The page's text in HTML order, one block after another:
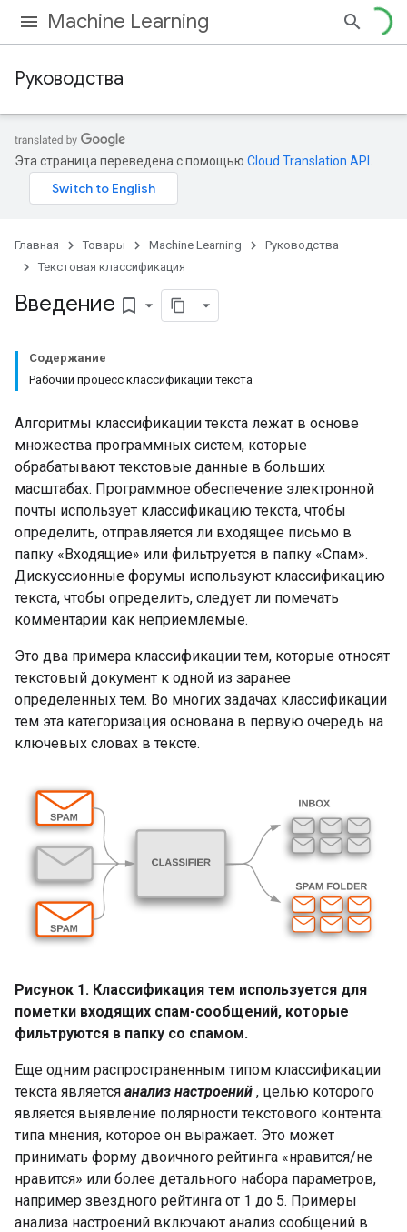
Machine Learning
Руководства
Эта страница переведена с помощью Cloud Translation API
Главная Товары Machine Learning
Руководства
Текстовая классификация
Введение bookmark_border
Содержание
Рабочий процесс классификации текста
Алгоритмы классификации текста лежат в основе
множества программных систем, которые
обрабатывают текстовые данные в больших
масштабах. Программное обеспечение электронной
почты использует классификацию текста, чтобы
определить, отправляется ли входящее письмо в
папку «Входящие» или фильтруется в папку «Спам».
Дискуссионные форумы используют классификацию
текста, чтобы определить, следует ли помечать
комментарии как неприемлемые.
Это два примера классификации тем, которые относят
текстовый документ к одной из заранее
определенных тем. Во многих задачах классификации
тем эта категоризация основана в первую очередь на
ключевых словах в тексте.
Рисунок 1. Классификация тем используется для
пометки входящих спам-сообщений, которые
фильтруются в папку со спамом.
Еще одним распространенным типом классификации
текста является анализ настроений , целью которого
является выявление полярности текстового контента:
типа мнения, которое он выражает. Это может
принимать форму двоичного рейтинга «нравится/не
нравится» или более детального набора параметров,
например звездного рейтинга от 1 до 5. Примеры
анализа настроений включают анализ сообщений в